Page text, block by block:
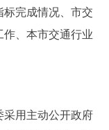
标完成情况、市交
、本市交通行业
用主动公开政府